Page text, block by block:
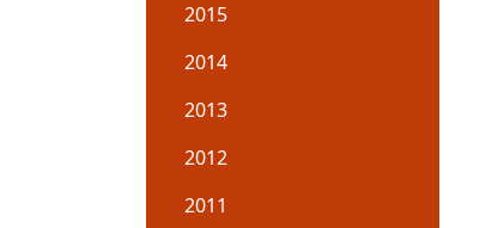
2015
2014
2013
2012
2011